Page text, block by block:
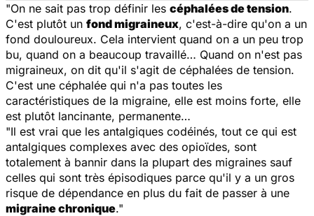
"On ne sait pas trop définir les céphalées de tension.
C'est plutôt un fond migraineux, c'est-à-dire qu'on a un
fond douloureux. Cela intervient quand on a un peu trop
bu, quand on a beaucoup travaillé… Quand on n'est pas
migraineux, on dit qu'il s'agit de céphalées de tension.
C'est une céphalée qui n'a pas toutes les
caractéristiques de la migraine, elle est moins forte, elle
est plutôt lancinante, permanente…
"Il est vrai que les antalgiques codéinés, tout ce qui est
antalgiques complexes avec des opioïdes, sont
totalement à bannir dans la plupart des migraines sauf
celles qui sont très épisodiques parce qu'il y a un gros
risque de dépendance en plus du fait de passer à une
migraine chronique."